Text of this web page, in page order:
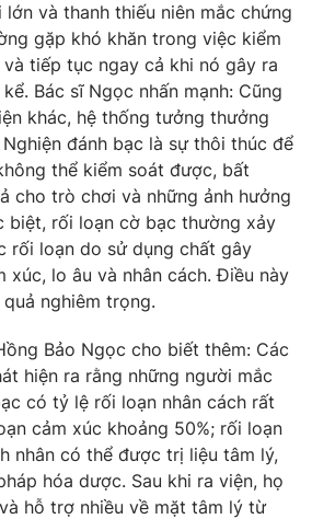
Podcast
Infographic
Shorts video
VTV Thể thao
Bất động sản
Tấm lòng Việt
và thanh thiếu niên mắc chứng
gặp khó khăn trong việc kiểm
tiếp tục ngay cả khi nó gây ra
Bác sĩ Ngọc nhấn mạnh: Cũng
khác, hệ thống tưởng thưởng
đánh bạc là sự thôi thúc để
thể kiểm soát được, bất
cho trò chơi và những ảnh hưởng
biệt, rối loạn cờ bạc thường xảy
rối loạn do sử dụng chất gây
xúc, lo âu và nhân cách. Điều này
nghiêm trọng.
Bảo Ngọc cho biết thêm: Các
hiện ra rằng những người mắc
có tỷ lệ rối loạn nhân cách rất
cảm xúc khoảng 50%; rối loạn
nhân có thể được trị liệu tâm lý,
hóa dược. Sau khi ra viện, họ
hỗ trợ nhiều về mặt tâm lý từ